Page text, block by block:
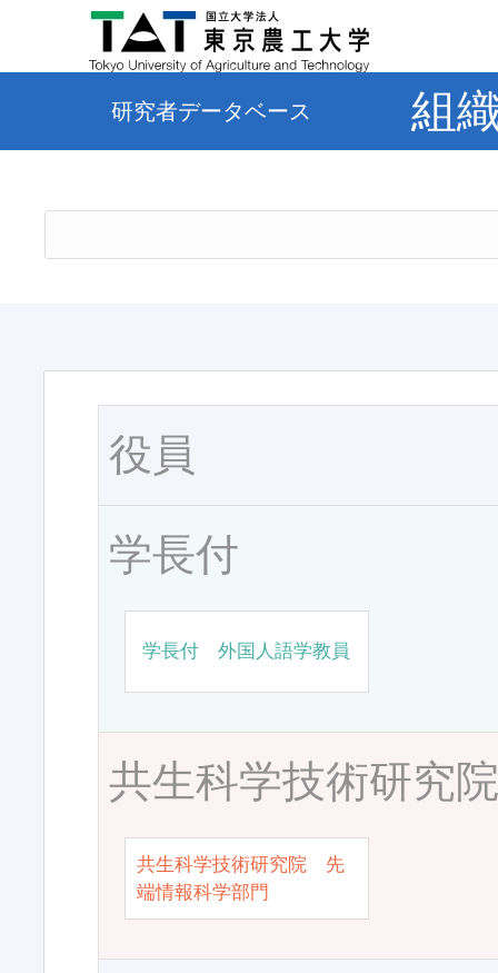
研究者データベース 組
役員
学長付
学長付 外国人語学教員
共生科学技術研究
共生科学技術研究院 先
端情報科学部門